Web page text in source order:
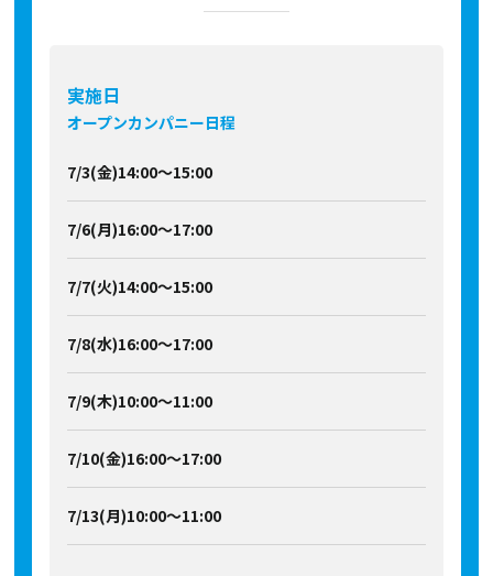
実施日
オープンカンパニー日程
7/3(金)14:00～15:00
7/6(月)16:00～17:00
7/7(火)14:00～15:00
7/8(水)16:00～17:00
7/9(木)10:00～11:00
7/10(金)16:00～17:00
7/13(月)10:00～11:00